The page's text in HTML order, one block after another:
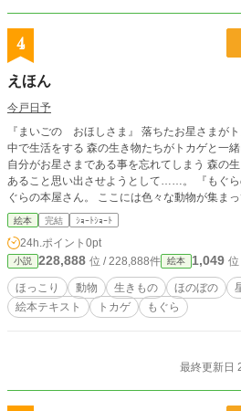
4
えほん
今戸日予
『まいごの おほしさま』 落ちたお星さまが
中で生活をする 森の生き物たちがトカゲと一
自分がお星さまである事を忘れてしまう 森の
あること思い出させようとして……。 『もぐらの ほんやさん』 地下にあるも
ぐらの本屋さん。 ここには色々な動物が集ま
り、読書をしたりして時間がゆっくりと流れて
絵本 完結 ｼｮｰﾄｼｮｰﾄ
24h.ポイント 0pt
小説 228,888 位 / 228,888件 絵本 1,049
ほっこり 動物 生きもの ほのぼの
絵本テキスト
トカゲ もぐら
最終更新日